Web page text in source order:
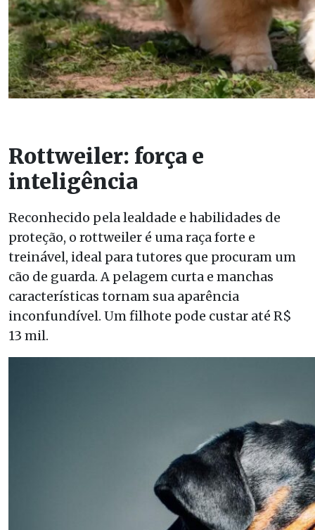
Rottweiler: força e
inteligência
Reconhecido pela lealdade e habilidades de
proteção, o rottweiler é uma raça forte e
treinável, ideal para tutores que procuram um
cão de guarda. A pelagem curta e manchas
características tornam sua aparência
inconfundível. Um filhote pode custar até R$
13 mil.